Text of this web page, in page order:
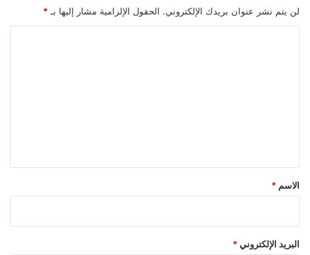
لن يتم نشر عنوان بريدك الإلكتروني. الحقول الإلزامية مشار إليها بـ *
*
الاسم *
البريد الإلكتروني *